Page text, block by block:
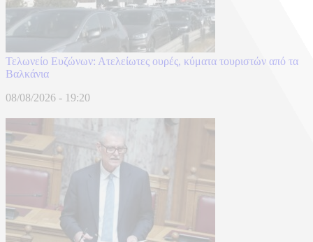
Τελωνείο Ευζώνων: Ατελείωτες ουρές, κύματα τουριστών από τα
Βαλκάνια
08/08/2026 - 19:20